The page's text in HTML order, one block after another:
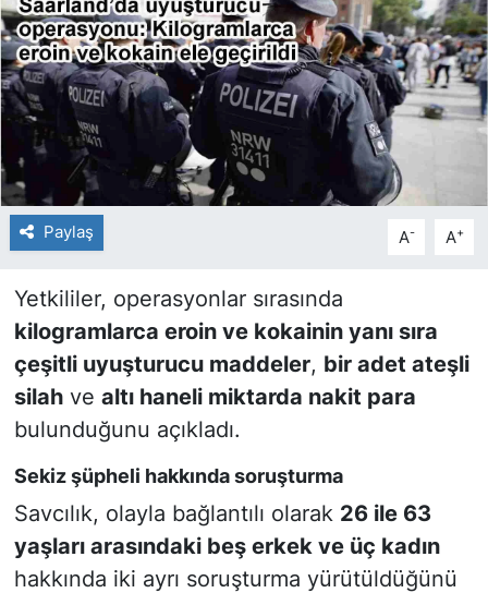
Paylaş A- A+
Yetkililer, operasyonlar sırasında
kilogramlarca eroin ve kokainin yanı sıra
çeşitli uyuşturucu maddeler, bir adet ateşli
silahve altı haneli miktarda nakit para
bulunduğunu açıkladı.
Sekiz şüpheli hakkında soruşturma
Savcılık, olayla bağlantılı olarak 26 ile 63
yaşları arasındaki beş erkek ve üç kadın
hakkında iki ayrı soruşturma yürütüldüğünü